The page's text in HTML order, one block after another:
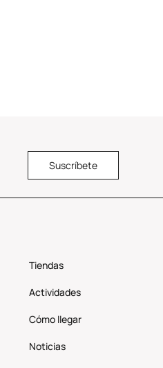
Suscríbete
Tiendas
Actividades
Cómo llegar
Noticias